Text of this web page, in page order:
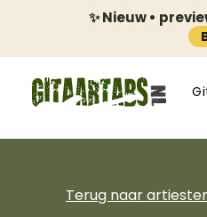
✨ Nieuw •
Terug naar